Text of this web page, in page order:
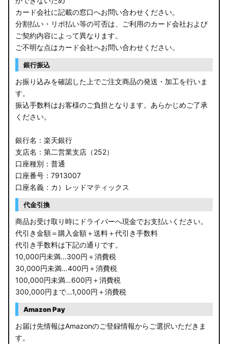
カード会社に記載の窓口へお問い合わせください。
分割払い・リボ払い等の可否は、ご利用のカード会社および
ご契約内容によって異なります。
ご不明な点はカード会社へお問い合わせください。
銀行振込
お振り込みを確認した上でご注文商品の発送・加工を行いま
す。
振込手数料はお客様のご負担となります。あらかじめご了承
ください。
銀行名：楽天銀行
支店名：第二営業支店（252）
口座種別：普通
口座番号：7913007
口座名義：カ）レッドマティックス
代金引換
商品お受け取り時にドライバーへ現金でお支払いください。
代引き金額＝購入金額＋送料＋代引き手数料
代引き手数料は下記の通りです。
10,000円未満…300円＋消費税
30,000円未満…400円＋消費税
100,000円未満…600円＋消費税
300,000円まで…1,000円＋消費税
Amazon Pay
お届け先情報はAmazonのご登録情報からご選択いただきま
す。